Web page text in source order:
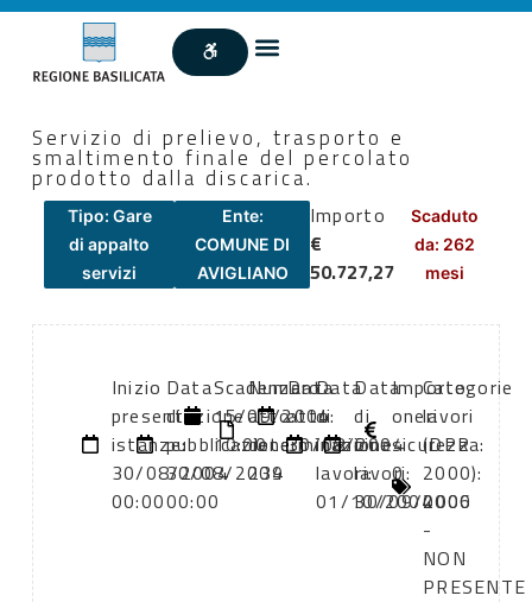
Servizio di prelievo, trasporto e
smaltimento finale del percolato
prodotto dalla discarica.
Tipo: Gare
di appalto
servizi
Ente:
COMUNE DI
AVIGLIANO
Importo
€
50.727,27
Scaduto
da: 262
mesi
Inizio
presentazione
istanze:
30/08/2004
00:00
Data
di
pubblicazione:
30/08/2004
00:00
Scadenza:
15/09/2004
10:00
Numero
atto:
determinazione
239
Data
atto:
30/08/2004
Data
di
inizio
lavori:
01/10/2004
Data
di
fine
lavori:
30/09/2006
Importo
oneri
sicurezza:
0
Categorie
lavori
(DPR
2000):
0000
-
NON
PRESENTE